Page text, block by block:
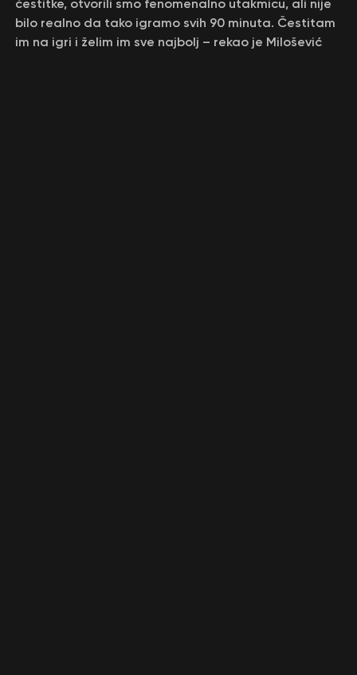
čestitke, otvorili smo fenomenalno utakmicu, ali nije
bilo realno da tako igramo svih 90 minuta. Čestitam
im na igri i želim im sve najbolj – rekao je Milošević